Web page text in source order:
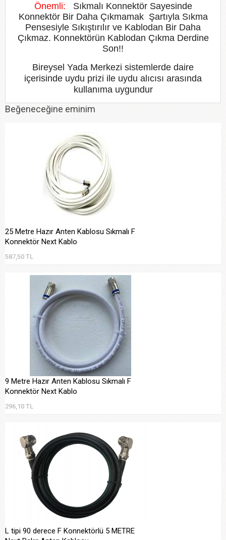
Önemli:
Sıkmalı Konnektör Sayesinde
Konnektör Bir Daha Çıkmamak Şartıyla Sıkma
Pensesiyle Sıkıştırılır ve Kablodan Bir Daha
Çıkmaz. Konnektörün Kablodan Çıkma Derdine
Son!!
Bireysel Yada Merkezi sistemlerde daire
içerisinde uydu prizi ile uydu alıcısı arasında
kullanıma uygundur
Beğeneceğine eminim
25 Metre Hazır Anten Kablosu Sıkmalı F
Konnektör Next Kablo
587,50 TL
9 Metre Hazır Anten Kablosu Sıkmalı F
Konnektör Next Kablo
296,10 TL
L tipi 90 derece F Konnektörlü 5 METRE